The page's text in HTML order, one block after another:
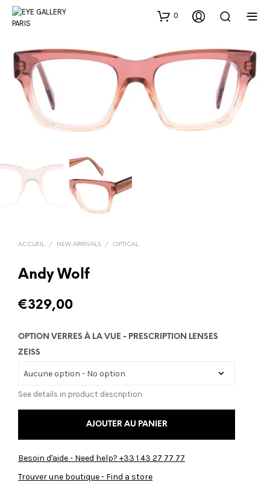
0
ACCUEIL / NEW ARRIVALS / OPTICAL
Andy Wolf
€329,00
OPTION VERRES À LA VUE - PRESCRIPTION LENSES
ZEISS
See details in product description
AJOUTER AU PANIER
Besoin d'aide - Need help? +33 1 43 27 77 77
Trouver une boutique - Find a store